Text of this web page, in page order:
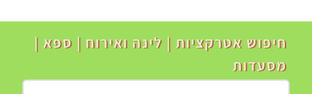
חיפוש אטרקציות | לינה ואירוח | ספא |
מסעדות